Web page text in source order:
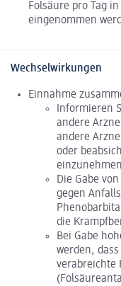
Folsäure pro Tag
eingenommen
Wechselwirkungen
Einnahme
Informieren
andere
andere
oder
Die Gabe
gegen
die
Bei Gabe
werden,
verabreichte